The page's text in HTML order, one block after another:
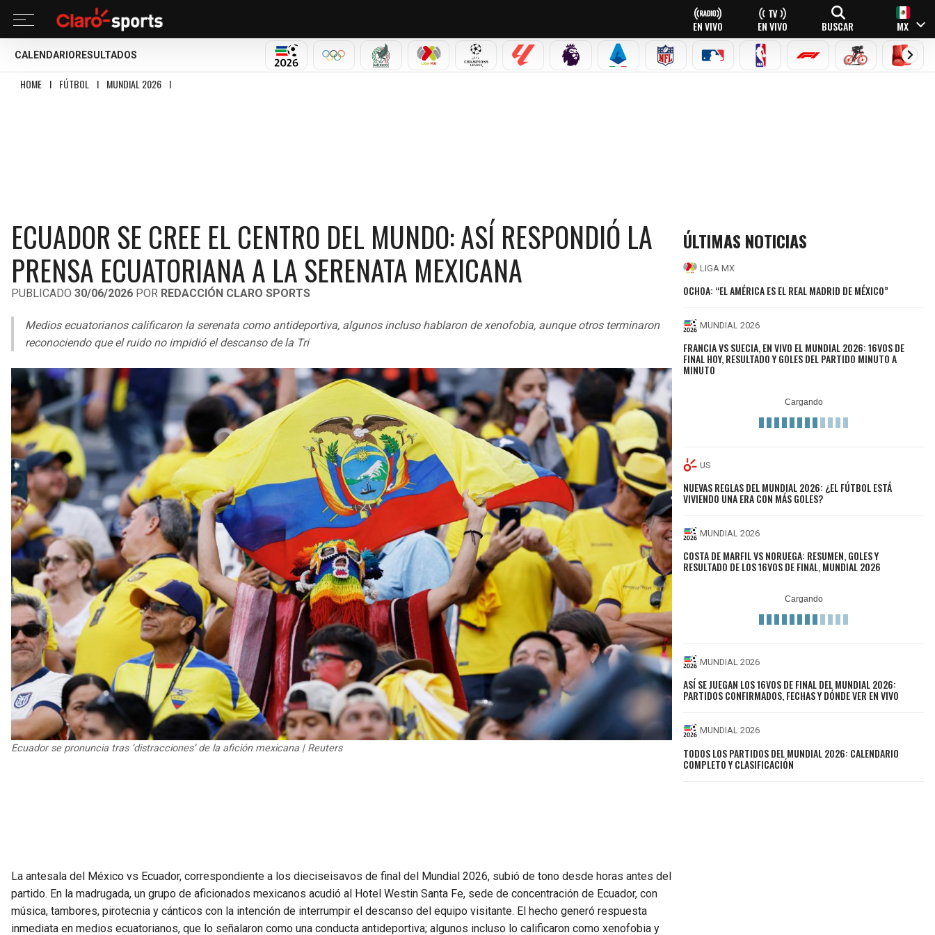
EN VIVO EN VIVO BUSCAR MX
CALENDARIO RESULTADOS
MUNDIAL 2026OLÍMPICOSSELECCIÓN MEXICANA
LIGA MX CHAMPIONS LEAGUE
LALIGA PREMIER LEAGUE
SERIE A NFL MLB NBA FÓRMULA 1CICLISMOBOXEO
HOME I FÚTBOL I MUNDIAL 2026 I
ECUADOR SE CREE EL CENTRO DEL MUNDO: ASÍ RESPONDIÓ LA
PRENSA ECUATORIANA A LA SERENATA MEXICANA
PUBLICADO 30/06/2026 POR REDACCIÓN CLARO SPORTS
Medios ecuatorianos calificaron la serenata como antideportiva, algunos incluso hablaron de xenofobia, aunque otros terminaron
reconociendo que el ruido no impidió el descanso de la Tri
Ecuador se pronuncia tras ‘distracciones’ de la afición mexicana | Reuters
La antesala del México vs Ecuador, correspondiente a los dieciseisavos de final del Mundial 2026, subió de tono desde horas antes del
partido. En la madrugada, un grupo de aficionados mexicanos acudió al Hotel Westin Santa Fe, sede de concentración de Ecuador, con
música, tambores, pirotecnia y cánticos con la intención de interrumpir el descanso del equipo visitante. El hecho generó respuesta
inmediata en medios ecuatorianos, que lo señalaron como una conducta antideportiva; algunos incluso lo calificaron como xenofobia y
ÚLTIMAS NOTICIAS
LIGA MX
OCHOA: “EL AMÉRICA ES EL REAL MADRID DE MÉXICO”
MUNDIAL 2026
FRANCIA VS SUECIA, EN VIVO EL MUNDIAL 2026: 16VOS DE
FINAL HOY, RESULTADO Y GOLES DEL PARTIDO MINUTO A
MINUTO
US
NUEVAS REGLAS DEL MUNDIAL 2026: ¿EL FÚTBOL ESTÁ
VIVIENDO UNA ERA CON MÁS GOLES?
MUNDIAL 2026
COSTA DE MARFIL VS NORUEGA: RESUMEN, GOLES Y
RESULTADO DE LOS 16VOS DE FINAL, MUNDIAL 2026
MUNDIAL 2026
ASÍ SE JUEGAN LOS 16VOS DE FINAL DEL MUNDIAL 2026:
PARTIDOS CONFIRMADOS, FECHAS Y DÓNDE VER EN VIVO
MUNDIAL 2026
TODOS LOS PARTIDOS DEL MUNDIAL 2026: CALENDARIO
COMPLETO Y CLASIFICACIÓN